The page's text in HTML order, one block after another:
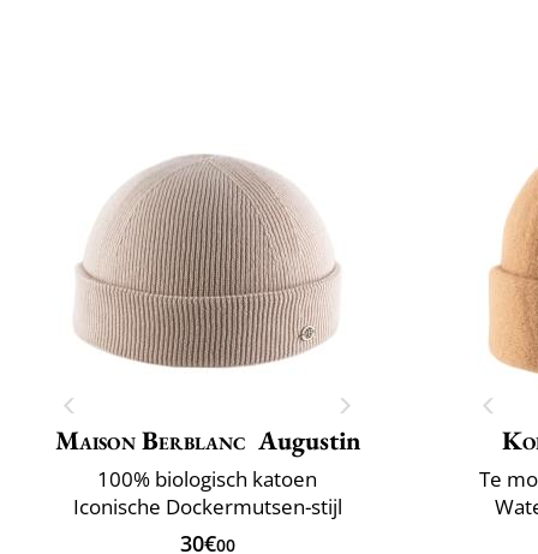
Maison Berblanc Augustin
100% biologisch katoen
Iconische Dockermutsen-stijl
30€00
Te